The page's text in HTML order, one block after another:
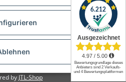
zzgl.Versand
Brettspiele
bei Allgames4you in Jülich.
by JTL-Shop